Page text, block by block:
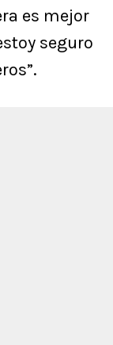
es mejor
seguro